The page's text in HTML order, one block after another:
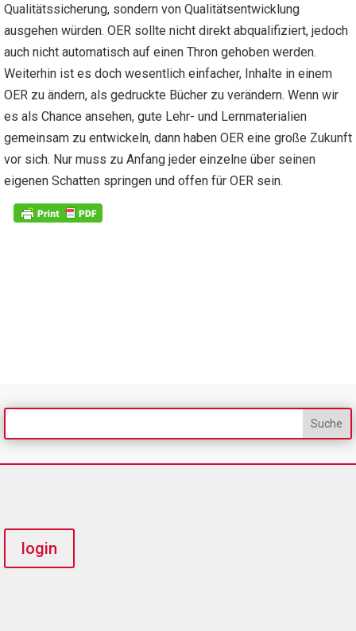
Qualitätssicherung, sondern von Qualitätsentwicklung
ausgehen würden. OER sollte nicht direkt abqualifiziert, jedoch
auch nicht automatisch auf einen Thron gehoben werden.
Weiterhin ist es doch wesentlich einfacher, Inhalte in einem
OER zu ändern, als gedruckte Bücher zu verändern. Wenn wir
es als Chance ansehen, gute Lehr- und Lernmaterialien
gemeinsam zu entwickeln, dann haben OER eine große Zukunft
vor sich. Nur muss zu Anfang jeder einzelne über seinen
eigenen Schatten springen und offen für OER sein.
login